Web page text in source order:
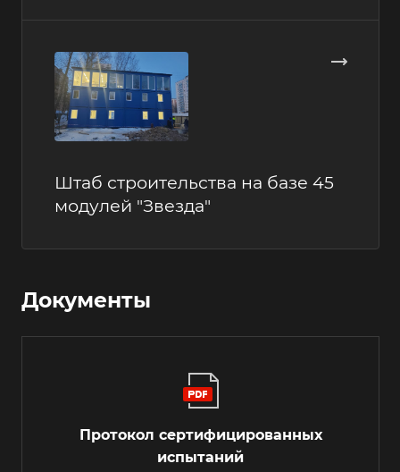
Штаб строительства на базе 45
модулей "Звезда"
Документы
Протокол сертифицированных
испытаний